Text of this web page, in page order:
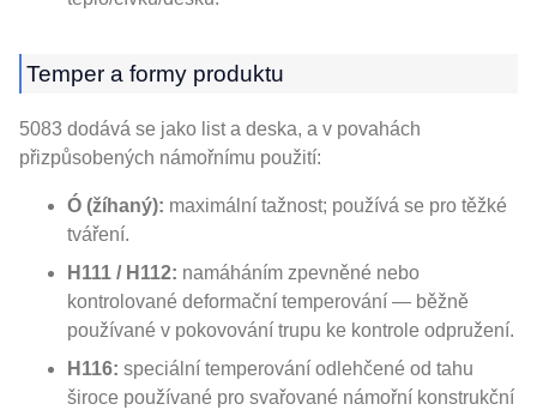
Temper a formy produktu
5083 dodává se jako list a deska, a v povahách
přizpůsobených námořnímu použití:
Ó (žíhaný): maximální tažnost; používá se pro těžké
tváření.
H111 / H112: namáháním zpevněné nebo
kontrolované deformační temperování — běžně
používané v pokovování trupu ke kontrole odpružení.
H116: speciální temperování odlehčené od tahu
široce používané pro svařované námořní konstrukční